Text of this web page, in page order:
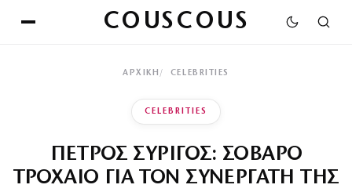
COUSCOUS
ΑΡΧΙΚΉ CELEBRITIES
CELEBRITIES
ΠΕΤΡΟΣ ΣΥΡΙΓΟΣ: ΣΟΒΑΡΟ
ΤΡΟΧΑΙΟ ΓΙΑ ΤΟΝ ΣΥΝΕΡΓΑΤΗ ΤΗΣ